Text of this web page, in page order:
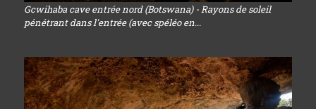
Gcwihaba cave entrée nord (Botswana) - Rayons de soleil
pénétrant dans l'entrée (avec spéléo en...